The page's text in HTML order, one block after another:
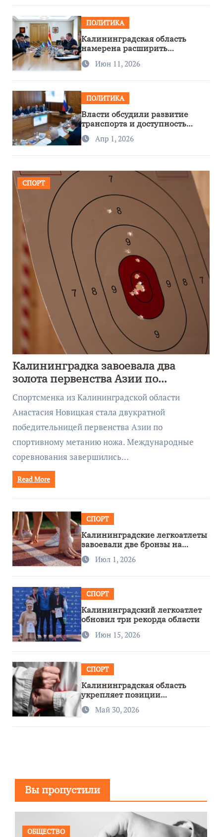
ПОЛИТИКА
Калининградская область
намерена расширить
сотрудничество с Узбекистаном
Июн 11, 2026
ПОЛИТИКА
Власти обсудили развитие
транспорта и доступность
региона
Апр 1, 2026
СПОРТ
Калининградка завоевала два
золота первенства Азии по
метанию ножа
Спортсменка из Калининградской области
Анастасия Новицкая стала двукратной
победительницей первенства Азии по
спортивному метанию ножа. Международные
соревнования завершились…
Read More
СПОРТ
Калининградские легкоатлеты
завоевали две бронзы на
первенстве России
Июл 1, 2026
СПОРТ
Калининградский легкоатлет
обновил три рекорда области
Июн 15, 2026
СПОРТ
Калининградская область
укрепляет позиции
спортивного региона
Май 30, 2026
Вы пропустили
ОБЩЕСТВО